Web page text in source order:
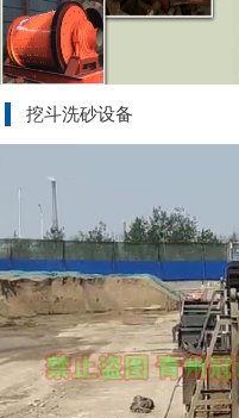
挖斗洗砂设备